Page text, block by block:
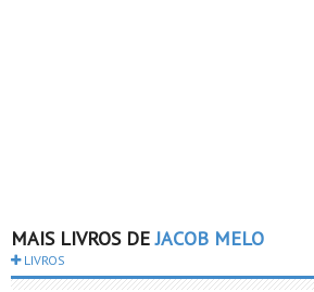
MAIS LIVROS DEJACOB MELO
LIVROS